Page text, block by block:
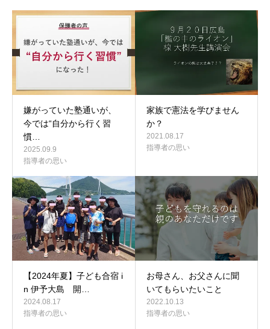
嫌がっていた塾通いが、
今では“自分から行く習
慣…
2025.09.9
指導者の思い
家族で憲法を学びません
か？
2021.08.17
指導者の思い
【2024年夏】子ども合宿 i
n 伊予大島 開…
2024.08.17
指導者の思い
お母さん、お父さんに聞
いてもらいたいこと
2022.10.13
指導者の思い